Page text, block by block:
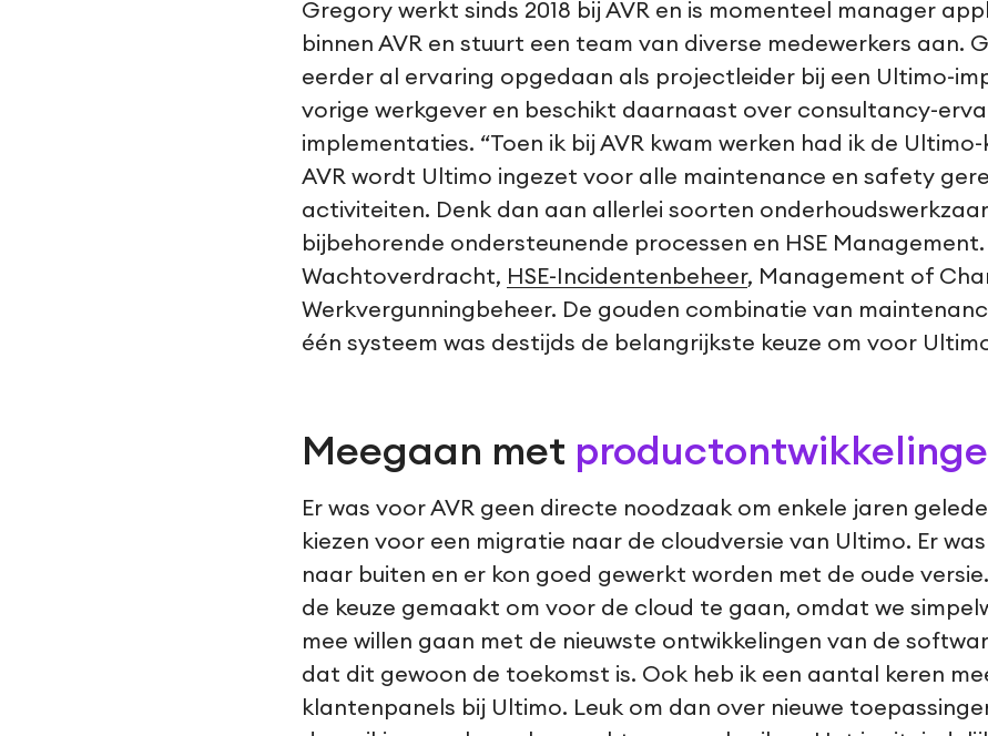
Gregory werkt sinds 2018 bij AVR en is momenteel manager
binnen AVR en stuurt een team van diverse medewerkers aan.
eerder al ervaring opgedaan als projectleider bij een Ultimo-
vorige werkgever en beschikt daarnaast over consultancy-
implementaties. “Toen ik bij AVR kwam werken had ik de Ultimo-
AVR wordt Ultimo ingezet voor alle maintenance en safety
activiteiten. Denk dan aan allerlei soorten
bijbehorende ondersteunende processen en HSE Management.
Wachtoverdracht, HSE-Incidentenbeheer, Management of
Werkvergunningbeheer. De gouden combinatie van
één systeem was destijds de belangrijkste keuze om voor
Meegaan met
Er was voor AVR geen directe noodzaak om enkele jaren
kiezen voor een migratie naar de cloudversie van Ultimo. Er
naar buiten en er kon goed gewerkt worden met de oude versie.
de keuze gemaakt om voor de cloud te gaan, omdat we
mee willen gaan met de nieuwste ontwikkelingen van de
dat dit gewoon de toekomst is. Ook heb ik een aantal keren
klantenpanels bij Ultimo. Leuk om dan over nieuwe